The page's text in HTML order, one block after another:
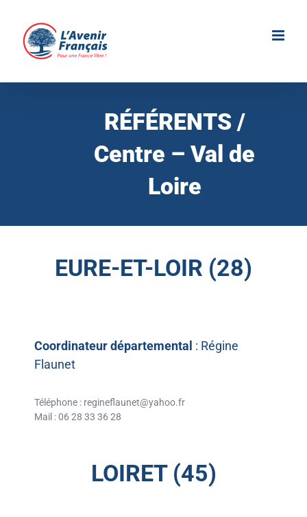
contenu
RÉFÉRENTS /
Centre – Val de
Loire
EURE-ET-LOIR (28)
Coordinateur départemental : Régine
Flaunet
Téléphone : regineflaunet@yahoo.fr
Mail : 06 28 33 36 28
LOIRET (45)